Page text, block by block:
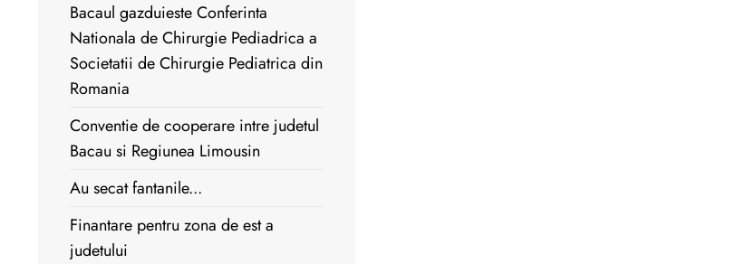
Bacaul gazduieste Conferinta
Nationala de Chirurgie Pediadrica a
Societatii de Chirurgie Pediatrica din
Romania
Conventie de cooperare intre judetul
Bacau si Regiunea Limousin
Au secat fantanile...
Finantare pentru zona de est a
judetului